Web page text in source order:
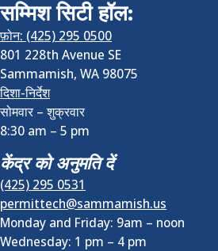
सम्मिश सिटी हॉल:
फ़ोन: (425) 295 0500
801 228th Avenue SE
Sammamish, WA 98075
दिशा-निर्देश
सोमवार – शुक्रवार
8:30 am – 5 pm
केंद्र को अनुमति दें
(425) 295 0531
permittech@sammamish.us
Monday and Friday: 9am – noon
Wednesday: 1 pm – 4 pm